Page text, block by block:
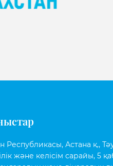
Республикасы, Астана қ.,
және келісім сарайы, 5